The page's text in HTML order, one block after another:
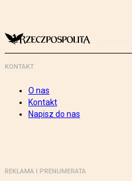
KONTAKT
O nas
Kontakt
Napisz do nas
REKLAMA I PRENUMERATA